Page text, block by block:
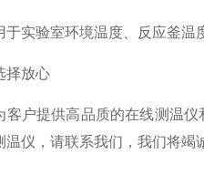
于实验室环境温度、反应釜温
择放心
客户提供高品质的在线测温
温仪，请联系我们，我们将竭